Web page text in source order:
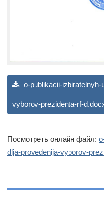
o-publikacii-
vyborov-prezidenta-rf-
Посмотреть онлайн файл:
dlja-provedenija-vyborov-